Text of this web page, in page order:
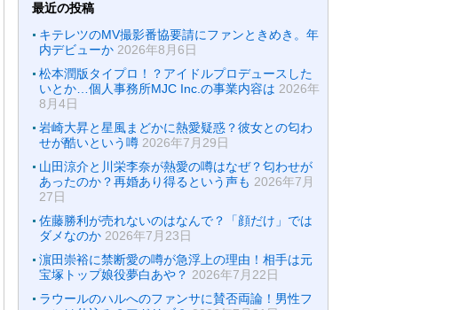
最近の投稿
キテレツのMV撮影番協要請にファンときめき。年
内デビューか 2026年8月6日
松本潤版タイプロ！？アイドルプロデュースした
いとか…個人事務所MJC Inc.の事業内容は 2026年
8月4日
岩崎大昇と星風まどかに熱愛疑惑？彼女との匂わ
せが酷いという噂 2026年7月29日
山田涼介と川栄李奈が熱愛の噂はなぜ？匂わせが
あったのか？再婚あり得るという声も 2026年7月
27日
佐藤勝利が売れないのはなんで？「顔だけ」では
ダメなのか 2026年7月23日
濵田崇裕に禁断愛の噂が急浮上の理由！相手は元
宝塚トップ娘役夢白あや？ 2026年7月22日
ラウールのハルへのファンサに賛否両論！男性フ